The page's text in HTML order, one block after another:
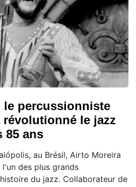
le percussionniste
le jazz
85 ans
au Brésil, Airto Moreira
des plus grands
du jazz. Collaborateur de